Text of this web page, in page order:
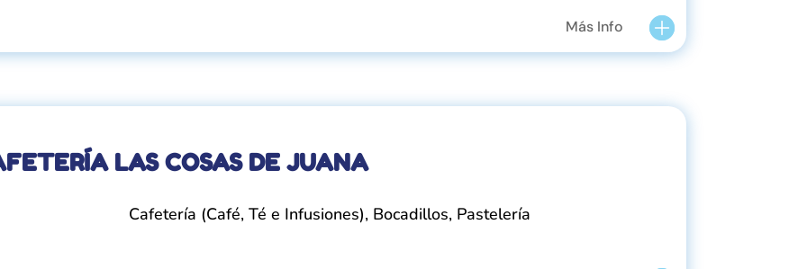
Más Info
LAS COSAS DE JUANA
Cafetería (Café, Té e Infusiones), Bocadillos, Pastelería